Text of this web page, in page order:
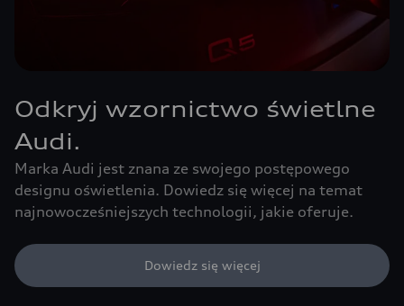
Odkryj wzornictwo świetlne
Audi.
Marka Audi jest znana ze swojego postępowego
designu oświetlenia. Dowiedz się więcej na temat
najnowocześniejszych technologii, jakie oferuje.
Dowiedz się więcej